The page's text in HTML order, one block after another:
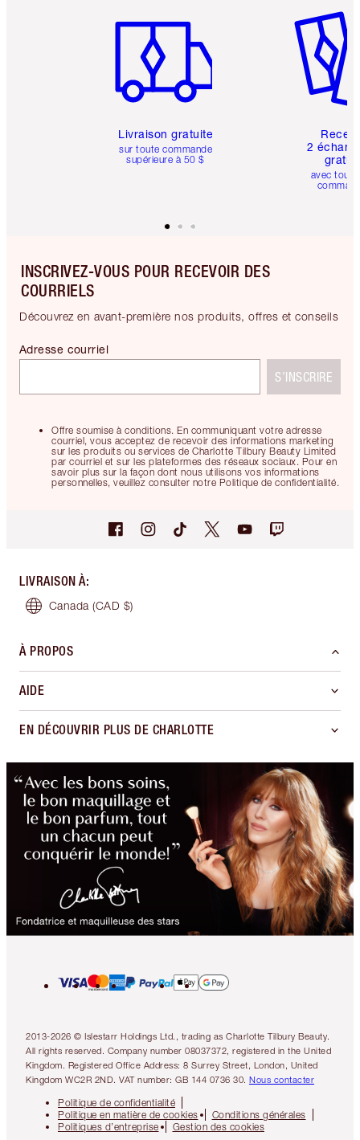
Livraison gratuite
sur toute commande
supérieure à 50 $
2
avec
INSCRIVEZ-VOUS POUR RECEVOIR DES
COURRIELS
Découvrez en avant-première nos produits, offres et conseils
Offre soumise à conditions. En communiquant votre adresse
courriel, vous acceptez de recevoir des informations marketing
sur les produits ou services de Charlotte Tilbury Beauty Limited
par courriel et sur les plateformes des réseaux sociaux. Pour en
savoir plus sur la façon dont nous utilisons vos informations
personnelles, veuillez consulter notre Politique de confidentialité.
Adresse courriel
S’INSCRIRE
LIVRAISON À:
Canada (CAD $)
À PROPOS
AIDE
EN DÉCOUVRIR PLUS DE CHARLOTTE
2013-2026 © Islestarr Holdings Ltd., trading as Charlotte Tilbury Beauty.
All rights reserved. Company number 08037372, registered in the United
Kingdom. Registered Office Address: 8 Surrey Street, London, United
Kingdom WC2R 2ND. VAT number: GB 144 0736 30. Nous contacter
Politique de confidentialité
Politique en matière de cookies
Conditions générales
Politiques d’entreprise
Gestion des cookies